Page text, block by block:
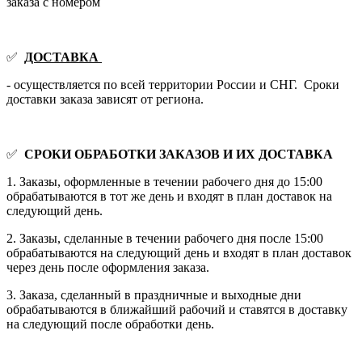
✅
ДОСТАВКА
- осуществляется по всей территории России и СНГ. Сроки
доставки заказа зависят от региона.
✅ СРОКИ ОБРАБОТКИ ЗАКАЗОВ И ИХ ДОСТАВКА
1. Заказы, оформленные в течении рабочего дня до 15:00
обрабатываются в тот же день и входят в план доставок на
следующий день.
2. Заказы, сделанные в течении рабочего дня после 15:00
обрабатываются на следующий день и входят в план доставок
через день после оформления заказа.
3. Заказа, сделанный в праздничные и выходные дни
обрабатываются в ближайший рабочий и ставятся в доставку
на следующий после обработки день.